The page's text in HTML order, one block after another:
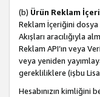
(b) Ürün Reklam
Reklam İçeriğini dosya
Akışları aracılığıyla
Reklam API’ın veya
veya yeniden
gerekliliklere (işbu
Hesabınızın kimliğini